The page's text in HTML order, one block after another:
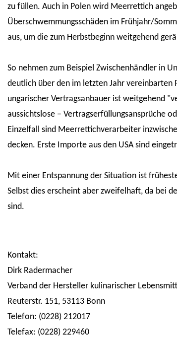
zu füllen. Auch in Polen wird Meerrettich
Überschwemmungsschäden im Frühjahr/
aus, um die zum Herbstbeginn weitgehend
So nehmen zum Beispiel Zwischenhändler in
deutlich über den im letzten Jahr vereinbarten
ungarischer Vertragsanbauer ist weitgehend
aussichtslose – Vertragserfüllungsansprüche
Einzelfall sind Meerrettichverarbeiter
decken. Erste Importe aus den USA sind
Mit einer Entspannung der Situation ist
Selbst dies erscheint aber zweifelhaft, da bei
sind.
Kontakt:
Dirk Radermacher
Verband der Hersteller kulinarischer
Reuterstr. 151, 53113 Bonn
Telefon: (0228) 212017
Telefax: (0228) 229460